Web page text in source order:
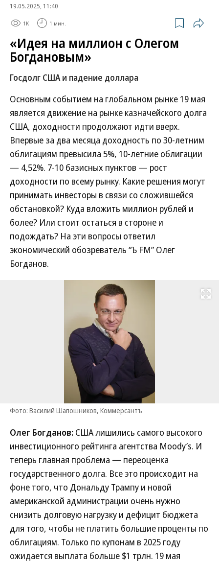
19.05.2025, 11:40
1K 1 мин.
«Идея на миллион с Олегом
Богдановым»
Госдолг США и падение доллара
Основным событием на глобальном рынке 19 мая
является движение на рынке казначейского долга
США, доходности продолжают идти вверх.
Впервые за два месяца доходность по 30-летним
облигациям превысила 5%, 10-летние облигации
— 4,52%. 7-10 базисных пунктов — рост
доходности по всему рынку. Какие решения могут
принимать инвесторы в связи со сложившейся
обстановкой? Куда вложить миллион рублей и
более? Или стоит остаться в стороне и
подождать? На эти вопросы ответил
экономический обозреватель “Ъ FM” Олег
Богданов.
Развернуть
Фото: Василий Шапошников, Коммерсантъ
Олег Богданов: США лишились самого высокого
инвестиционного рейтинга агентства Moody’s. И
теперь главная проблема — переоценка
государственного долга. Все это происходит на
фоне того, что Дональду Трампу и новой
американской администрации очень нужно
снизить долговую нагрузку и дефицит бюджета
для того, чтобы не платить большие проценты по
облигациям. Только по купонам в 2025 году
ожидается выплата больше $1 трлн. 19 мая